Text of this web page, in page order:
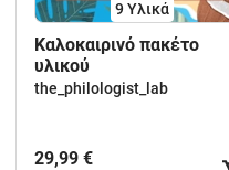
9 Υλικά
Καλοκαιρινό πακέτο
υλικού
the_philologist_lab
29,99 €